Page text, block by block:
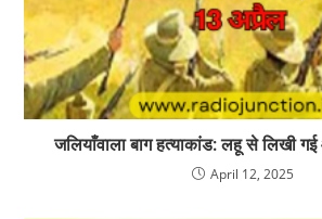
जलियाँवाला बाग हत्याकांड: लहू से लिखी
April 12, 2025